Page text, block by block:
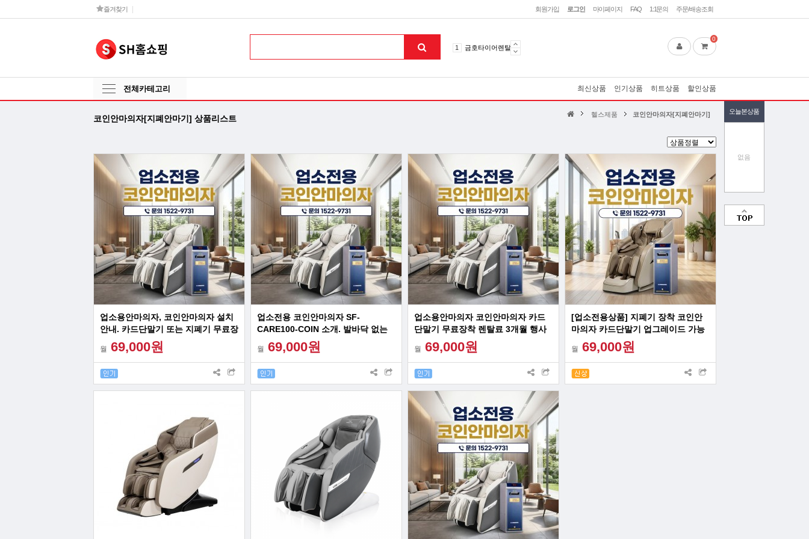
회원가입 로그인 마이페이지 FAQ 1:1문의 주문/배송조회
즐겨찾기
1 금호타이어렌탈
3 라파402
무주천마
10 토션파장기
1 금호타이어렌탈
0
전체카테고리 최신상품 인기상품 히트상품 할인상품
코인안마의자[지폐안마기] 상품리스트
오늘본상품
없음
맨위로
헬스제품 코인안마의자[지폐안마기]
업소용안마의자, 코인안마의자 설치
안내. 카드단말기 또는 지폐기 무료장
착 행사와 렌탈료 3개월 할인 혜택 제
공
월 69,000원
업소전용 코인안마의자 SF-
CARE100-COIN 소개. 발바닥 없는
구조, 카드단말기 무료장착, 렌탈료 3
개월 할인 행사 진행 중
월 69,000원
업소용안마의자 코인안마의자 카드
단말기 무료장착 렌탈료 3개월 행사
월 69,000원
[업소전용상품] 지폐기 장착 코인안
마의자 카드단말기 업그레이드 가능
월 69,000원